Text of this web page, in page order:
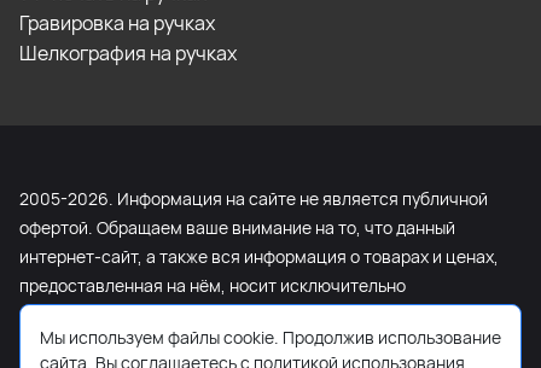
Гравировка на ручках
Шелкография на ручках
2005-2026. Информация на сайте не является публичной
офертой. Обращаем ваше внимание на то, что данный
интернет-сайт, а также вся информация о товарах и ценах,
предоставленная на нём, носит исключительно
информационный характер и ни при каких условиях не
является публичной офертой, определяемой положениями
Мы используем файлы cookie. Продолжив использование
сайта, Вы соглашаетесь с политикой использования